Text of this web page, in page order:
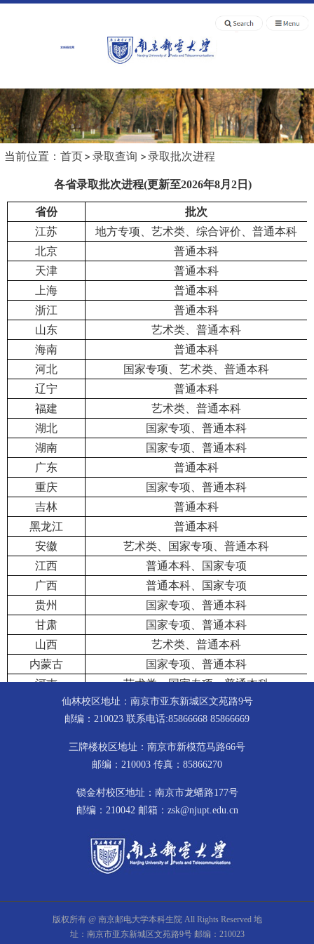
本科招生网
当前位置： 首页 录取查询 录取批次进程
各省录取批次进程(更新至2026年8月2日)
省份
批次
江苏
地方专项、艺术类、综合评价、普通本科
北京
普通本科
天津
普通本科
上海
普通本科
浙江
普通本科
山东
艺术类、普通本科
海南
普通本科
河北
国家专项、艺术类、普通本科
辽宁
普通本科
福建
艺术类、普通本科
湖北
国家专项、普通本科
湖南
国家专项、普通本科
广东
普通本科
重庆
国家专项、普通本科
吉林
普通本科
黑龙江
普通本科
安徽
艺术类、国家专项、普通本科
江西
普通本科、
国家专项
广西
普通本科、
国家专项
贵州
国家专项、普通本科
甘肃
国家专项、普通本科
山西
艺术类、普通本科
内蒙古
国家专项、普通本科
河南
艺术类、国家专项、普通本科
国家专项、普通本科
国家专项、普通本科
国家专项、普通本科
预科班、民族版、普通本科
普通本科、内高班
仙林校区地址：南京市亚东新城区文苑路9号
邮编：210023 联系电话:85866668 85866669
三牌楼校区地址：南京市新模范马路66号
邮编：210003 传真：85866270
锁金村校区地址：南京市龙蟠路177号
邮编：210042 邮箱：zsk@njupt.edu.cn
版权所有 @ 南京邮电大学本科生院 All Rights Reserved 地
址：南京市亚东新城区文苑路9号 邮编：210023